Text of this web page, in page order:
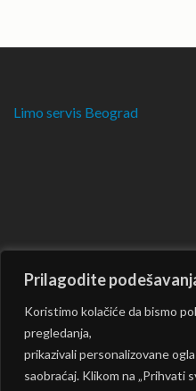
Prilagodite
Koristimo kolačiće da bismo
pregledanja,
prikazivali personalizovane
saobraćaj. Klikom na „Prihvati
Limo servis Beograd